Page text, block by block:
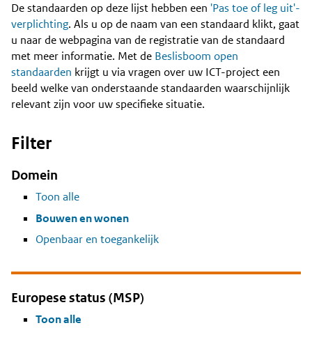
Content
De standaarden op deze lijst hebben een 'Pas toe of leg uit'-
verplichting. Als u op de naam van een standaard klikt, gaat
u naar de webpagina van de registratie van de standaard
met meer informatie. Met de Beslisboom open
standaarden krijgt u via vragen over uw ICT-project een
beeld welke van onderstaande standaarden waarschijnlijk
relevant zijn voor uw specifieke situatie.
Filter
Domein
Toon alle
Bouwen en wonen
Openbaar en toegankelijk
Europese status (MSP)
Toon alle